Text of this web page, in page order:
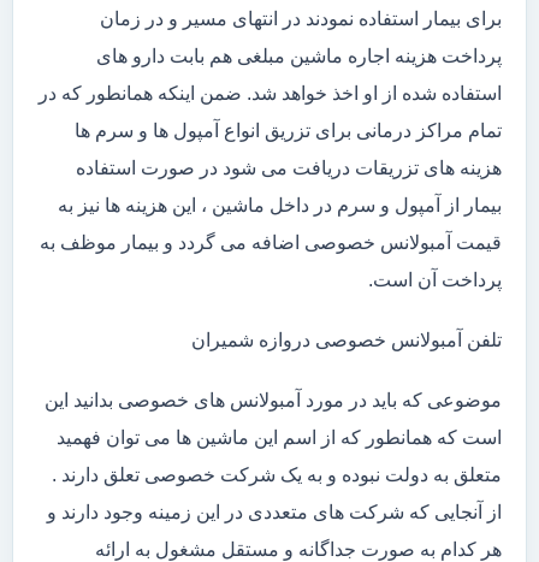
برای بیمار استفاده نمودند در انتهای مسیر و در زمان
پرداخت هزینه اجاره ماشین مبلغی هم بابت دارو های
استفاده شده از او اخذ خواهد شد. ضمن اینکه همانطور که در
تمام مراکز درمانی برای تزریق انواع آمپول ها و سرم ها
هزینه های تزریقات دریافت می شود در صورت استفاده
بیمار از آمپول و سرم در داخل ماشین ، این هزینه ها نیز به
قیمت آمبولانس خصوصی اضافه می گردد و بیمار موظف به
پرداخت آن است.
تلفن آمبولانس خصوصی دروازه شمیران
موضوعی که باید در مورد آمبولانس های خصوصی بدانید این
است که همانطور که از اسم این ماشین ها می توان فهمید
متعلق به دولت نبوده و به یک شرکت خصوصی تعلق دارند .
از آنجایی که شرکت های متعددی در این زمینه وجود دارند و
هر کدام به صورت جداگانه و مستقل مشغول به ارائه